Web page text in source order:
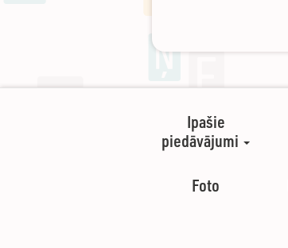
Ipašie
piedāvājumi
Foto